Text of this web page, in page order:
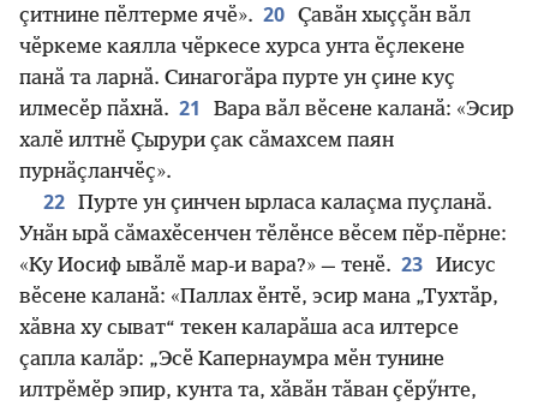
ҫитнине пӗлтерме ячӗ». 20 Ҫавӑн хыҫҫӑн вӑл
чӗркеме каялла чӗркесе хурса унта ӗҫлекене
панӑ та ларнӑ. Синагогӑра пурте ун ҫине куҫ
илмесӗр пӑхнӑ. 21
Вара вӑл вӗсене каланӑ: «Эсир
халӗ илтнӗ Ҫырури ҫак сӑмахсем паян
пурнӑҫланчӗҫ».
22 Пурте ун ҫинчен ырласа калаҫма пуҫланӑ.
Унӑн ырӑ сӑмахӗсенчен тӗлӗнсе вӗсем пӗр-пӗрне:
«Ку Иосиф ывӑлӗ мар-и вара?» — тенӗ. 23 Иисус
вӗсене каланӑ: «Паллах ӗнтӗ, эсир мана „Тухтӑр,
хӑвна ху сыват“ текен каларӑша аса илтерсе
ҫапла калӑр: „Эсӗ Капернаумра мӗн тунине
илтрӗмӗр эпир, кунта та, хӑвӑн тӑван ҫӗрӳнте,